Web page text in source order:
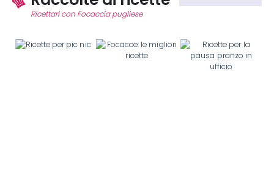
Ricettari con Focaccia pugliese